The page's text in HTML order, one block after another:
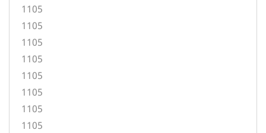
1105
1105
1105
1105
1105
1105
1105
1105